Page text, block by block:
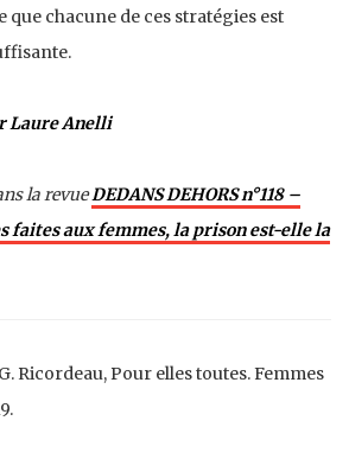
que chacune de ces stratégies est
Laure Anelli
la revueDEDANS DEHORS n°118 –
faites aux femmes, la prison est-elle la
Ricordeau, Pour elles toutes. Femmes